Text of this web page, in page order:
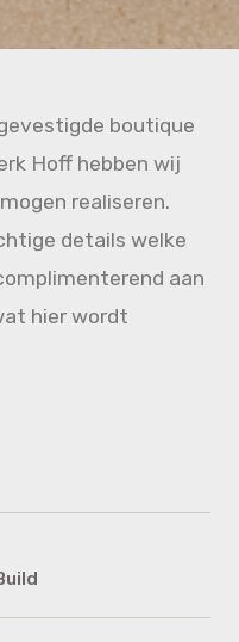
boutique
Hoff hebben wij
realiseren.
details welke
aan
hier wordt